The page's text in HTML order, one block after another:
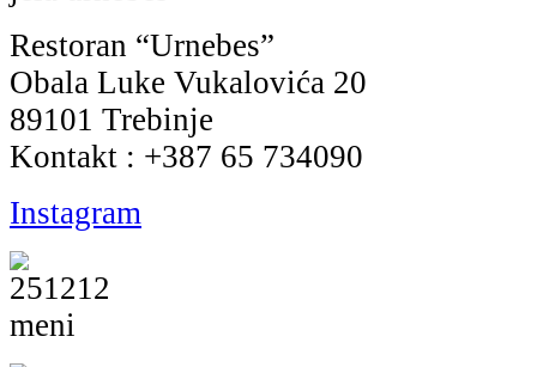
Restoran “Urnebes”
Obala Luke Vukalovića 20
89101 Trebinje
Kontakt : +387 65 734090
Instagram